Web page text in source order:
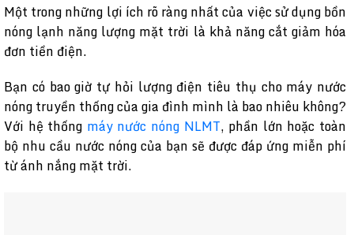
Một trong những lợi ích rõ ràng nhất của việc sử dụng bồn
nóng lạnh năng lượng mặt trời là khả năng cắt giảm hóa
đơn tiền điện.
Bạn có bao giờ tự hỏi lượng điện tiêu thụ cho máy nước
nóng truyền thống của gia đình mình là bao nhiêu không?
Với hệ thống máy nước nóng NLMT, phần lớn hoặc toàn
bộ nhu cầu nước nóng của bạn sẽ được đáp ứng miễn phí
từ ánh nắng mặt trời.